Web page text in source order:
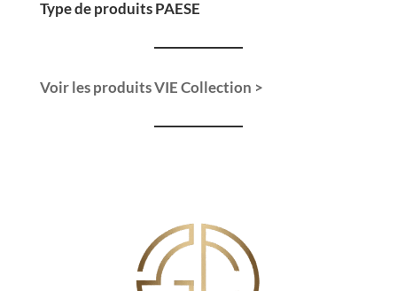
Type de produits PAESE
Voir les produits VIE Collection >